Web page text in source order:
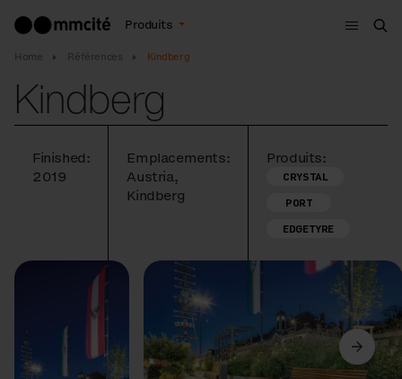
Produits
Menu
Home Références Kindberg
Kindberg
Finished:
2019
Emplacements:
Austria,
Kindberg
Produits:
CRYSTAL
PORT
EDGETYRE